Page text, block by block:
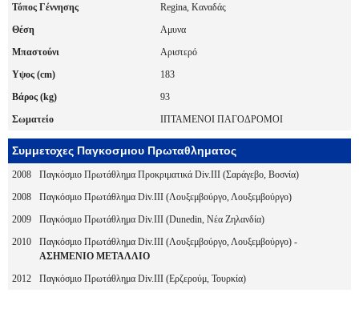
Τόπος Γέννησης
Regina, Καναδάς
Θέση
Αμυνα
Μπαστούνι
Αριστερό
Υψος (cm)
183
Βάρος (kg)
93
Σωματείο
ΙΠΤΑΜΕΝΟΙ ΠΑΓΟΔΡΟΜΟΙ
Συμμετοχες Παγκοσμιου Πρωταθληματος
2008
Παγκόσμιο Πρωτάθλημα Προκριματικά Div.III (Σαράγεβο, Βοσνία)
2008
Παγκόσμιο Πρωτάθλημα Div.III (Λουξεμβούργο, Λουξεμβούργο)
2009
Παγκόσμιο Πρωτάθλημα Div.III (Dunedin, Νέα Ζηλανδία)
2010
Παγκόσμιο Πρωτάθλημα Div.III (Λουξεμβούργο, Λουξεμβούργο) -
ΑΣΗΜΕΝΙΟ ΜΕΤΑΛΛΙΟ
2012
Παγκόσμιο Πρωτάθλημα Div.III (Ερζερούμ, Τουρκία)